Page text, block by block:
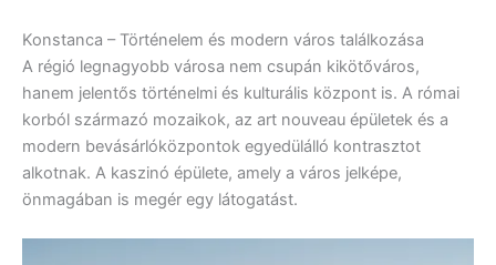
Konstanca – Történelem és modern város találkozása
A régió legnagyobb városa nem csupán kikötőváros,
hanem jelentős történelmi és kulturális központ is. A római
korból származó mozaikok, az art nouveau épületek és a
modern bevásárlóközpontok egyedülálló kontrasztot
alkotnak. A kaszinó épülete, amely a város jelképe,
önmagában is megér egy látogatást.